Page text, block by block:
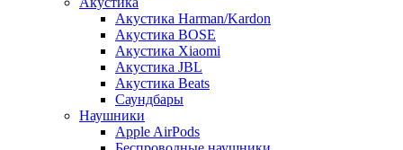
Акустика Harman/Kardon
Акустика BOSE
Акустика Xiaomi
Акустика JBL
Акустика Beats
Саундбары
Наушники
Apple AirPods